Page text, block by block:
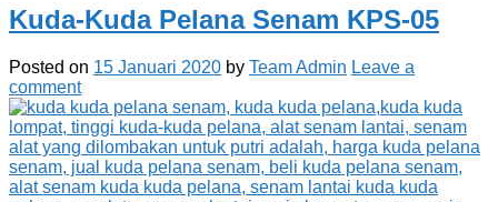
Kuda-Kuda Pelana Senam KPS-05
Posted on 15 Januari 2020 by Team Admin Leave a
comment